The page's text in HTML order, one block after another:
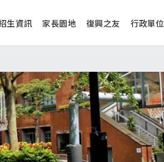
生資訊 家長園地 復興之友 行政單位
60級分9人🎊
須配合管制與避難演練，以免受罰。